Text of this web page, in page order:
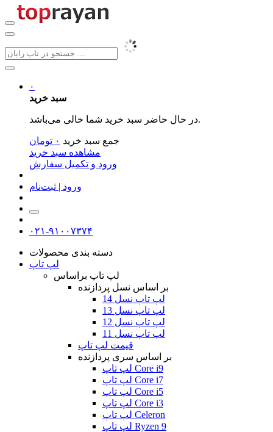
۰
سبد خرید
در حال حاضر سبد خرید شما خالی می‌باشد.
جمع سبد خرید ۰ تومان
مشاهده سبد خرید
ورود و تکمیل سفارش
ورود | ثبت‌نام
۰۲۱-۹۱۰۰۷۳۷۴
دسته بندی محصولات
لپ تاپ
لپ تاپ براساس
بر اساس نسل پردازنده
لپ تاپ نسل 14
لپ تاپ نسل 13
لپ تاپ نسل 12
لپ تاپ نسل 11
قیمت لپ تاپ
بر اساس سری پردازنده
لپ تاپ Core i9
لپ تاپ Core i7
لپ تاپ Core i5
لپ تاپ Core i3
لپ تاپ Celeron
لپ تاپ Ryzen 9